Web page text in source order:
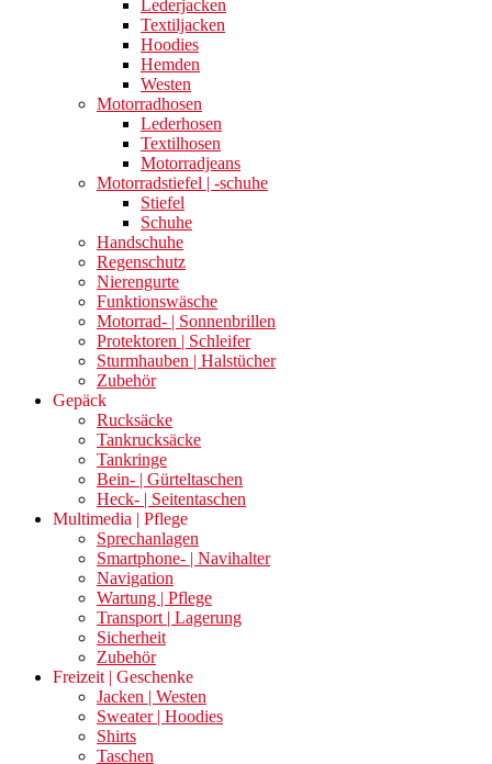
Lederjacken
Textiljacken
Hoodies
Hemden
Westen
Motorradhosen
Lederhosen
Textilhosen
Motorradjeans
Motorradstiefel | -schuhe
Stiefel
Schuhe
Handschuhe
Regenschutz
Nierengurte
Funktionswäsche
Motorrad- | Sonnenbrillen
Protektoren | Schleifer
Sturmhauben | Halstücher
Zubehör
Gepäck
Rucksäcke
Tankrucksäcke
Tankringe
Bein- | Gürteltaschen
Heck- | Seitentaschen
Multimedia | Pflege
Sprechanlagen
Smartphone- | Navihalter
Navigation
Wartung | Pflege
Transport | Lagerung
Sicherheit
Zubehör
Freizeit | Geschenke
Jacken | Westen
Sweater | Hoodies
Shirts
Taschen